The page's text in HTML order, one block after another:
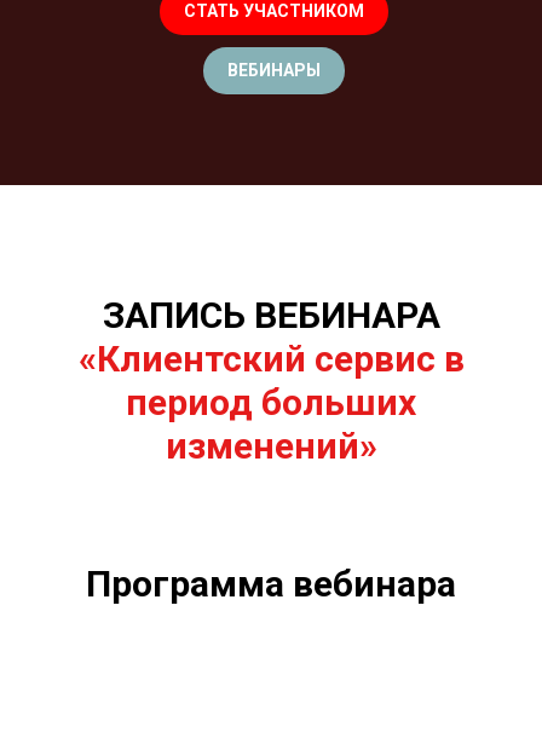
СТАТЬ УЧАСТНИКОМ
ВЕБИНАРЫ
ЗАПИСЬ ВЕБИНАРА
«Клиентский сервис в
период больших
изменений»
Программа вебинара